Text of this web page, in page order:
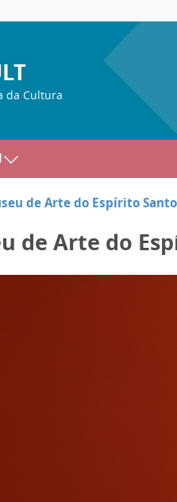
da Cultura
de Arte do Espírito
de Arte do